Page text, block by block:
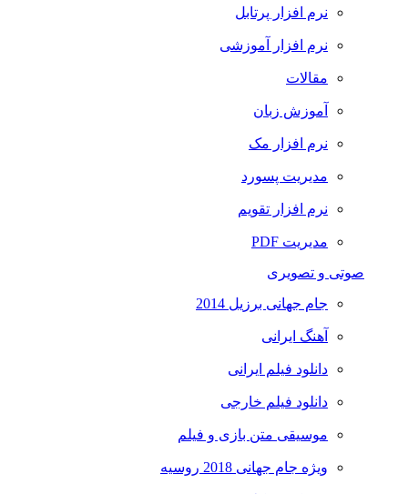
نرم افزار پرتابل
نرم افزار آموزشی
مقالات
آموزش زبان
نرم افزار مک
مدیریت پسورد
نرم افزار تقویم
مدیریت PDF
صوتی و تصویری
جام جهانی برزیل 2014
آهنگ ایرانی
دانلود فیلم ایرانی
دانلود فیلم خارجی
موسیقی متن بازی و فیلم
ویژه جام جهانی 2018 روسیه